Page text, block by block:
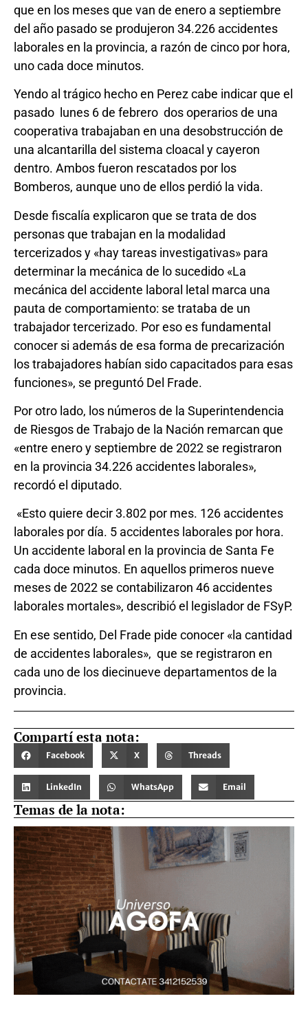
que en los meses que van de enero a septiembre
del año pasado se produjeron 34.226 accidentes
laborales en la provincia, a razón de cinco por hora,
uno cada doce minutos.
Yendo al trágico hecho en Perez cabe indicar que el
pasado lunes 6 de febrero dos operarios de una
cooperativa trabajaban en una desobstrucción de
una alcantarilla del sistema cloacal y cayeron
dentro. Ambos fueron rescatados por los
Bomberos, aunque uno de ellos perdió la vida.
Desde fiscalía explicaron que se trata de dos
personas que trabajan en la modalidad
tercerizados y «hay tareas investigativas» para
determinar la mecánica de lo sucedido «La
mecánica del accidente laboral letal marca una
pauta de comportamiento: se trataba de un
trabajador tercerizado. Por eso es fundamental
conocer si además de esa forma de precarización
los trabajadores habían sido capacitados para esas
funciones», se preguntó Del Frade.
Por otro lado, los números de la Superintendencia
de Riesgos de Trabajo de la Nación remarcan que
«entre enero y septiembre de 2022 se registraron
en la provincia 34.226 accidentes laborales»,
recordó el diputado.
«Esto quiere decir 3.802 por mes. 126 accidentes
laborales por día. 5 accidentes laborales por hora.
Un accidente laboral en la provincia de Santa Fe
cada doce minutos. En aquellos primeros nueve
meses de 2022 se contabilizaron 46 accidentes
laborales mortales», describió el legislador de FSyP.
En ese sentido, Del Frade pide conocer «la cantidad
de accidentes laborales», que se registraron en
cada uno de los diecinueve departamentos de la
provincia.
Compartí esta nota:
Facebook X Threads
LinkedIn WhatsApp Email
Temas de la nota: